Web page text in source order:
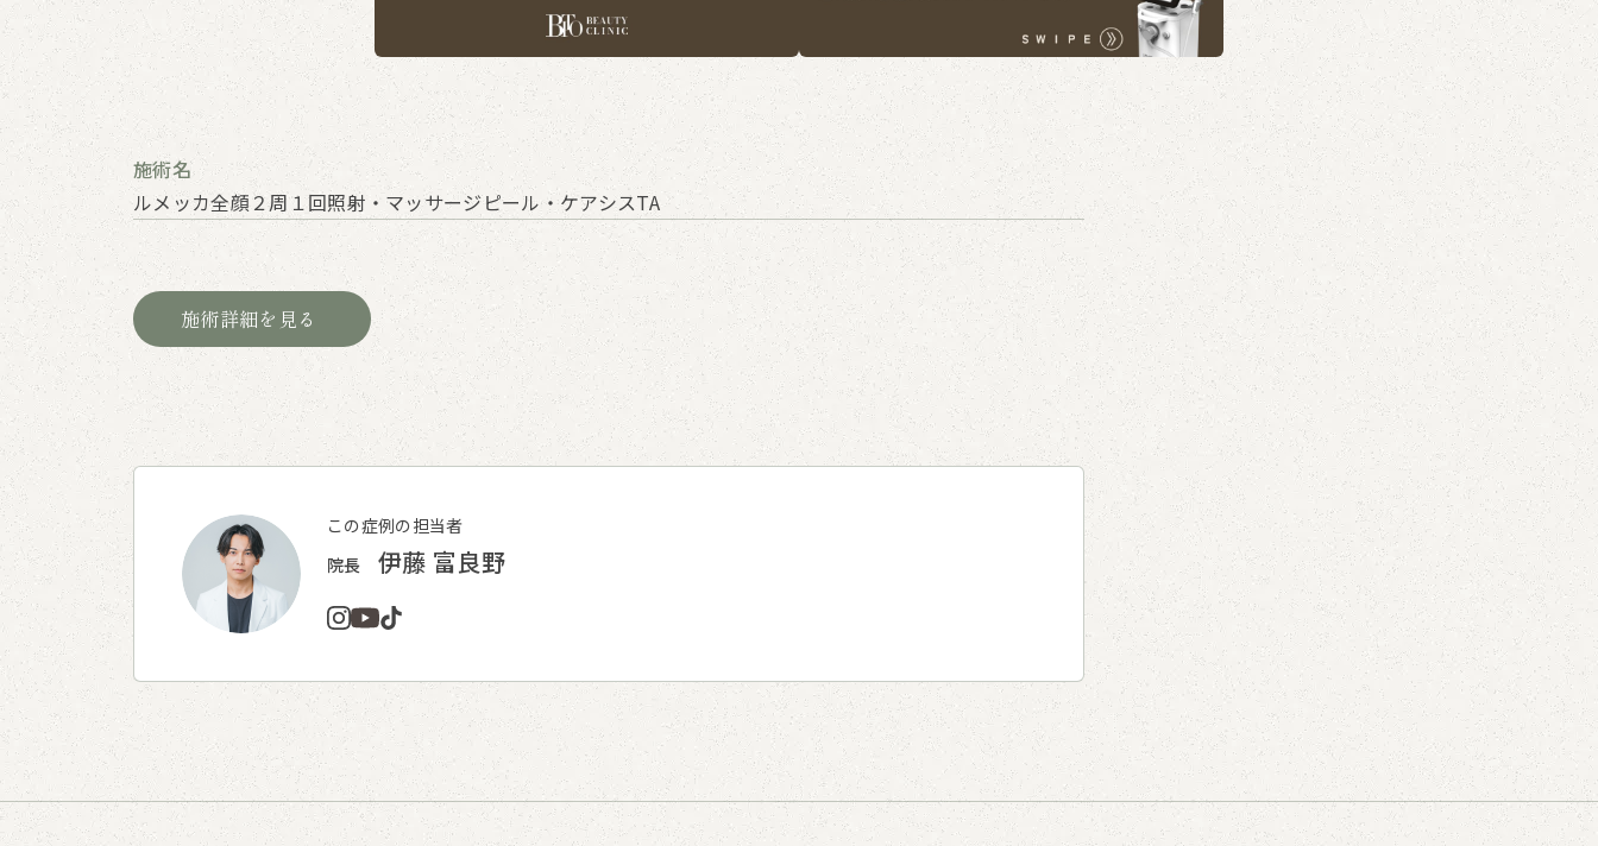
施術名
ルメッカ全顔２周１回照射・マッサージピール・ケアシスTA
施術詳細を見る
この症例の担当者
院長
伊藤 富良野